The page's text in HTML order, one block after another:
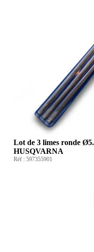
Lot de 3 limes ronde
HUSQVARNA
Réf : 597355901